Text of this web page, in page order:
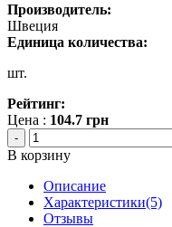
Производитель:
Швеция
Единица количества:
шт.
Рейтинг:
Цена : 104.7 грн
-
В корзину
Описание
Характеристики(5)
Отзывы